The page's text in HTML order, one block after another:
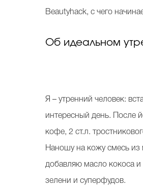
Beautyhack, с чего
Об идеальном
Я – утренний человек:
интересный день. После
кофе, 2 ст.л.
Наношу на кожу смесь
добавляю масло кокоса
зелени и суперфудов.